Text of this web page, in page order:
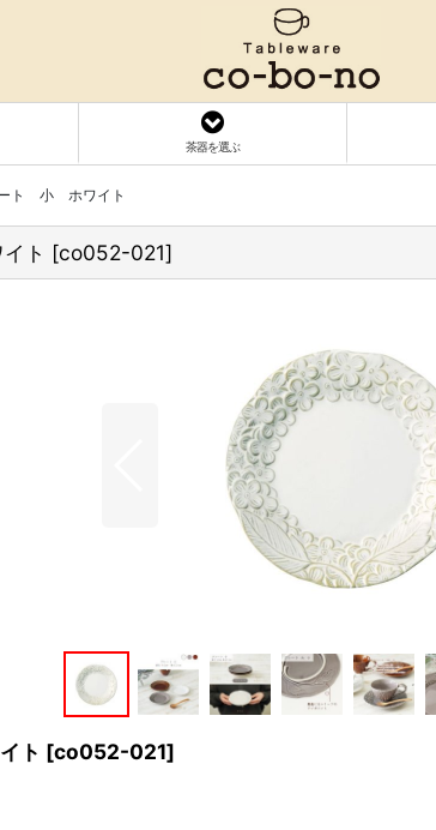
茶器を選ぶ
ート 小 ホワイト
ト [co052-021]
ト [co052-021]